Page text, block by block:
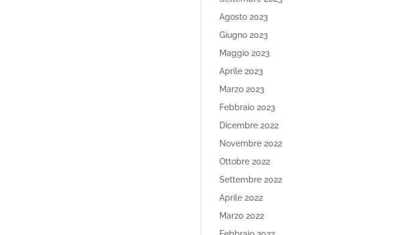
Agosto 2023
Giugno 2023
Maggio 2023
Aprile 2023
Marzo 2023
Febbraio 2023
Dicembre 2022
Novembre 2022
Ottobre 2022
Settembre 2022
Aprile 2022
Marzo 2022